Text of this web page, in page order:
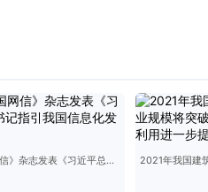
《中国网信》杂志发表《习近平总书记指引我国信息化发展纪实》